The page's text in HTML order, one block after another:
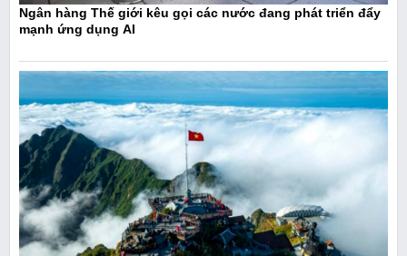
Ngân hàng Thế giới kêu gọi các nước đang phát triển đẩy
mạnh ứng dụng AI